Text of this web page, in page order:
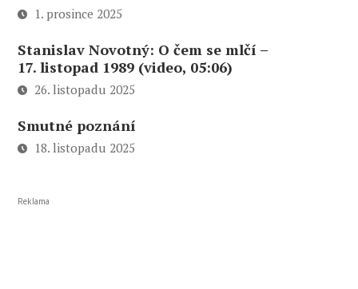
1. prosince 2025
Stanislav Novotný: O čem se mlčí –
17. listopad 1989 (video, 05:06)
26. listopadu 2025
Smutné poznání
18. listopadu 2025
Reklama